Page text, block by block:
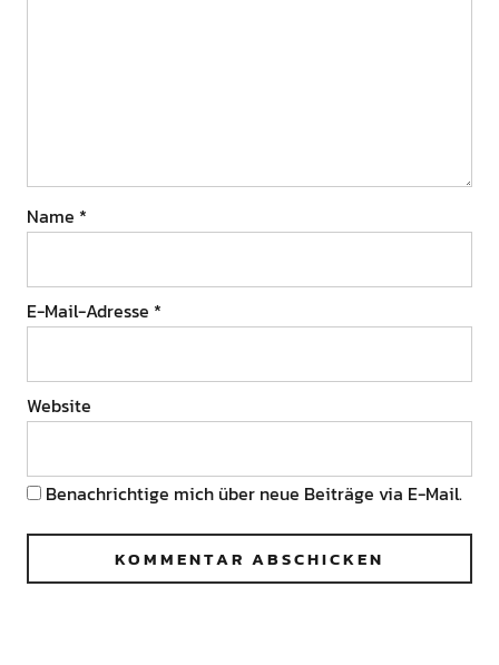
Name *
E-Mail-Adresse *
Website
Benachrichtige mich über neue Beiträge via E-Mail.